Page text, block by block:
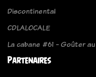
Discontinental
CDLALOCALE
La cabane #61 - Goûter
Partenaires